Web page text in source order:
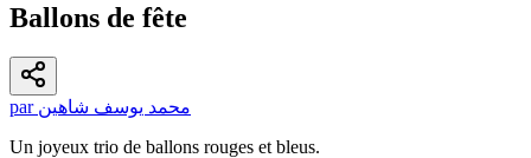
Ballons de fête
par محمد يوسف شاهين
Un joyeux trio de ballons rouges et bleus.